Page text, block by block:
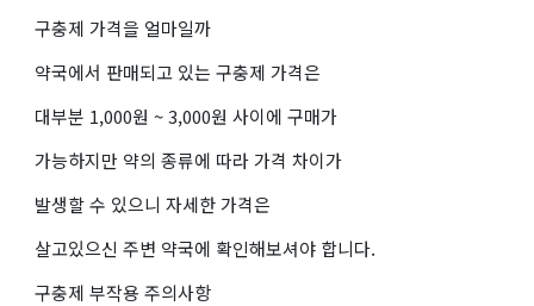
구충제 가격을 얼마일까
약국에서 판매되고 있는 구충제 가격은
대부분 1,000원 ~ 3,000원 사이에 구매가
가능하지만 약의 종류에 따라 가격 차이가
발생할 수 있으니 자세한 가격은
살고있으신 주변 약국에 확인해보셔야 합니다.
구충제 부작용 주의사항